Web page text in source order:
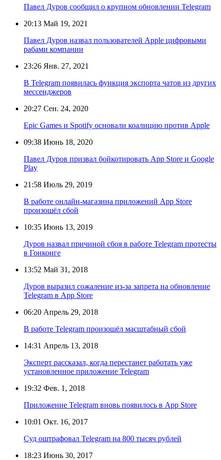
Павел Дуров сообщил о крупном обновлении Telegram
20:13 Май 19, 2021
Павел Дуров назвал пользователей Apple цифровыми
рабами компании
23:26 Янв. 27, 2021
В Telegram появилась функция экспорта чатов из других
мессенджеров
20:27 Сен. 24, 2020
Epic Games и Spotify основали коалицию против Apple
09:38 Июнь 18, 2020
Павел Дуров призвал бойкотировать App Store и Google
Play
21:58 Июль 29, 2019
В работе онлайн-магазина приложений App Store
произошёл сбой
10:35 Июнь 13, 2019
Дуров назвал причиной сбоя в работе Telegram протесты
в Гонконге
13:52 Май 31, 2018
Дуров выразил сожаление из-за запрета на обновление
Telegram в App Store
06:20 Апрель 29, 2018
В работе Telegram произошёл масштабный сбой
14:31 Апрель 13, 2018
Эксперт рассказал, когда перестанет работать уже
установленное приложение Telegram
19:32 Фев. 1, 2018
Приложение Telegram вновь появилось в App Store
10:01 Окт. 16, 2017
Суд оштрафовал Telegram на 800 тысяч рублей
18:23 Июнь 30, 2017